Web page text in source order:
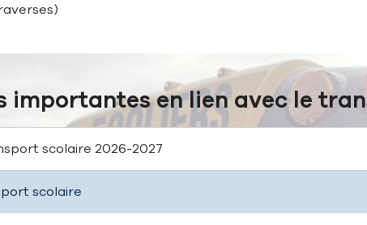
importantes en lien avec le
scolaire 2026-2027
scolaire